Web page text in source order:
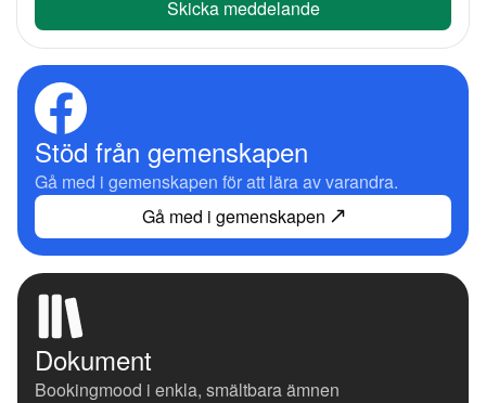
Skicka meddelande
Stöd från gemenskapen
Gå med i gemenskapen för att lära av varandra.
Gå med i gemenskapen
Dokument
Bookingmood i enkla, smältbara ämnen